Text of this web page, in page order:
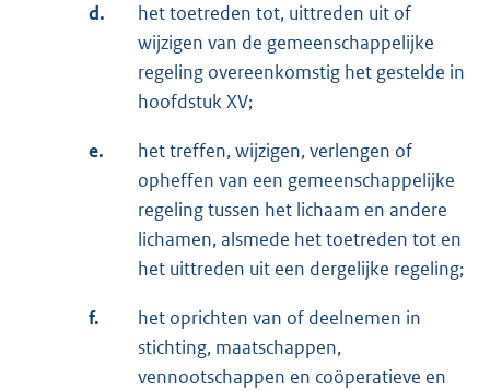
d.
het toetreden tot, uittreden uit of
wijzigen van de gemeenschappelijke
regeling overeenkomstig het gestelde in
hoofdstuk XV;
e.
het treffen, wijzigen, verlengen of
opheffen van een gemeenschappelijke
regeling tussen het lichaam en andere
lichamen, alsmede het toetreden tot en
het uittreden uit een dergelijke regeling;
f.
het oprichten van of deelnemen in
stichting, maatschappen,
vennootschappen en coöperatieve en